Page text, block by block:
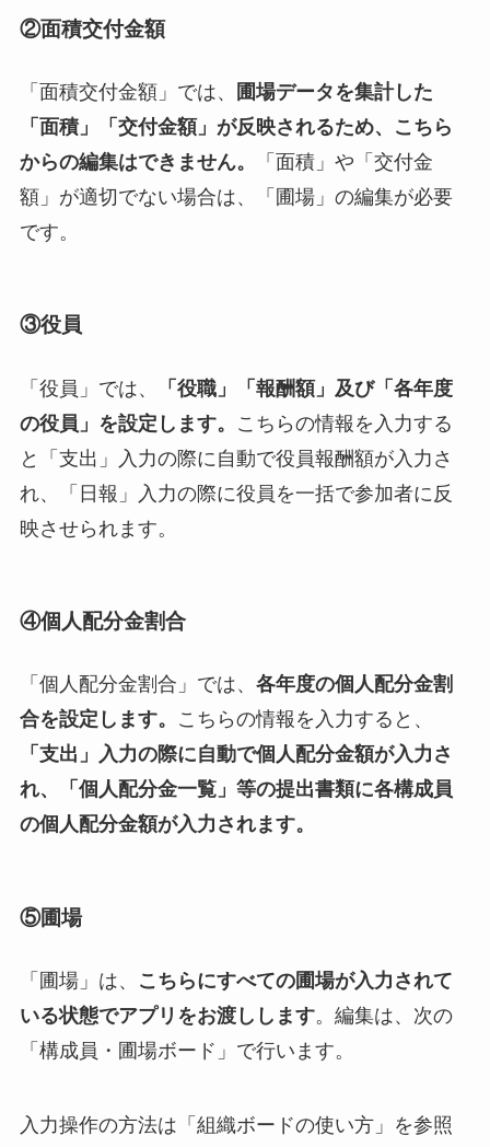
②面積交付金額
「面積交付金額」では、
圃場データを集計した
「面積」「交付金額」が反映されるため、こちら
からの編集はできません。
「面積」や「交付金
額」が適切でない場合は、「圃場」の編集が必要
です。
③役員
「役員」では、
「役職」「報酬額」及び「各年度
の役員」を設定します。
こちらの情報を入力する
と「支出」入力の際に自動で役員報酬額が入力さ
れ、「日報」入力の際に役員を一括で参加者に反
映させられます。
④個人配分金割合
「個人配分金割合」では、 各年度の個人配分金割
合を設定します。
こちらの情報を入力すると、
「支出」入力の際に自動で個人配分金額が入力さ
れ、「個人配分金一覧」等の提出書類に各構成員
の個人配分金額が入力されます。
⑤圃場
「圃場」は、
こちらにすべての圃場が入力されて
いる状態でアプリをお渡しします。編集は、次の
「構成員・圃場ボード」で行います。
入力操作の方法は「組織ボードの使い方」を参照